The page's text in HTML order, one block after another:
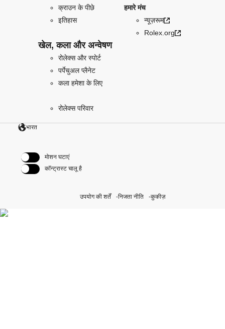
क्राउन के पीछे
इतिहास
खेल, कला और अन्वेषण
रोलेक्स और स्पोर्ट
पर्पेचुअल प्लैनेट
कला हमेशा के लिए
रोलेक्स परिवार
हमारे मंच
न्यूज़रूम
Rolex.org
भारत
मोशन घटाएं
कॉन्ट्रास्ट चालू है
उपयोग की शर्तें निजता नीति कुकीज़